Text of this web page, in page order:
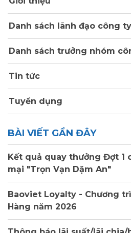
Danh sách lãnh đạo công ty
Danh sách trưởng nhóm
Tin tức
Tuyển dụng
BÀI VIẾT GẦN ĐÂY
Kết quả quay thưởng Đợt 1
mại "Trọn Vạn Dặm An"
Baoviet Loyalty - Chương
Hàng năm 2026